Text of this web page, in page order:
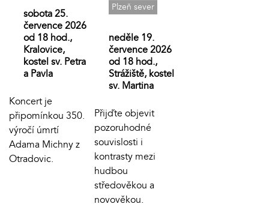
sobota 25.
července 2026
od 18 hod.,
Kralovice,
kostel sv. Petra
a Pavla
Koncert je
připomínkou 350.
výročí úmrtí
Adama Michny z
Otradovic.
Plzeň sever
neděle 19.
července 2026
od 18 hod.,
Strážiště, kostel
sv. Martina
Přijďte objevit
pozoruhodné
souvislosti i
kontrasty mezi
hudbou
středověkou a
novověkou.